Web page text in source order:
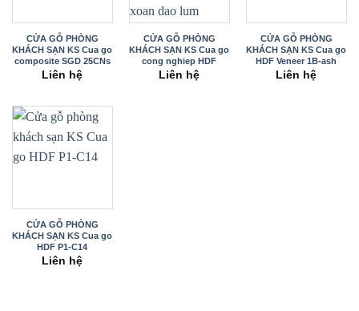
CỬA GỖ PHÒNG
KHÁCH SẠN KS Cua go
composite SGD 25CNs
Liên hệ
CỬA GỖ PHÒNG
KHÁCH SẠN KS Cua go
cong nghiep HDF
Veneer 2A xoan dao
Liên hệ
CỬA GỖ PHÒNG
KHÁCH SẠN KS Cua go
HDF Veneer 1B-ash
Liên hệ
CỬA GỖ PHÒNG
KHÁCH SẠN KS Cua go
HDF P1-C14
Liên hệ